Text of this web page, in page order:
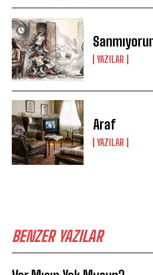
YAZILAR
Araf
YAZILAR
BENZER YAZILAR